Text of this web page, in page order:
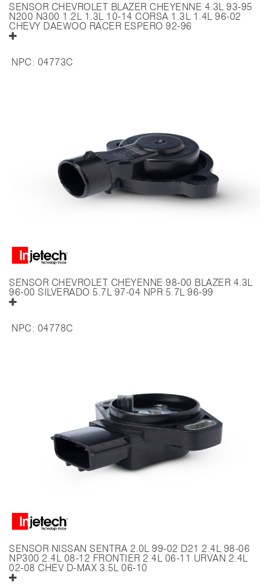
SENSOR CHEVROLET BLAZER CHEYENNE 4.3L 93-95
N200 N300 1.2L 1.3L 10-14 CORSA 1.3L 1.4L 96-02
CHEVY DAEWOO RACER ESPERO 92-96
NPC: 04773C
SENSOR CHEVROLET CHEYENNE 98-00 BLAZER 4.3L
96-00 SILVERADO 5.7L 97-04 NPR 5.7L 96-99
NPC: 04778C
SENSOR NISSAN SENTRA 2.0L 99-02 D21 2.4L 98-06
NP300 2.4L 08-12 FRONTIER 2.4L 06-11 URVAN 2.4L
02-08 CHEV D-MAX 3.5L 06-10